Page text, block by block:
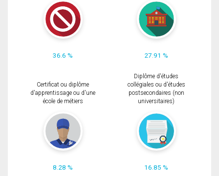
36.6 % 27.91 %
Certificat ou diplôme
d'apprentissage ou d'une
école de métiers
8.28 %
Diplôme d'études
collégiales ou d'études
postsecondaires (non
universitaires)
16.85 %